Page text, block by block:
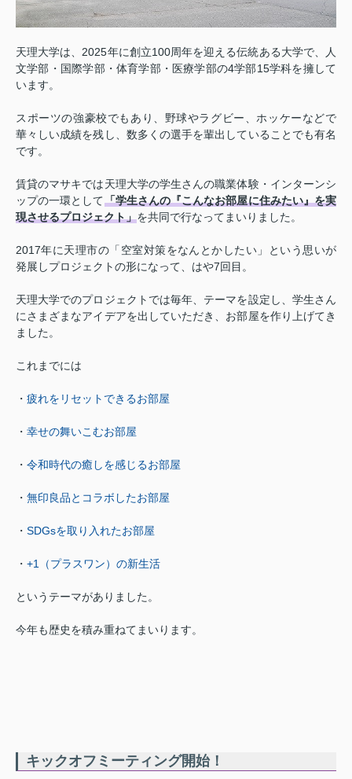
天理大学は、2025年に創立100周年を迎える伝統ある大学で、人
文学部・国際学部・体育学部・医療学部の4学部15学科を擁して
います。
スポーツの強豪校でもあり、野球やラグビー、ホッケーなどで
華々しい成績を残し、数多くの選手を輩出していることでも有名
です。
賃貸のマサキでは天理大学の学生さんの職業体験・インターンシ
ップの一環として「学生さんの『こんなお部屋に住みたい』を実
現させるプロジェクト」を共同で行なってまいりました。
2017年に天理市の「空室対策をなんとかしたい」という思いが
発展しプロジェクトの形になって、はや7回目。
天理大学でのプロジェクトでは毎年、テーマを設定し、学生さん
にさまざまなアイデアを出していただき、お部屋を作り上げてき
ました。
これまでには
・ 疲れをリセットできるお部屋
・ 幸せの舞いこむお部屋
・ 令和時代の癒しを感じるお部屋
・ 無印良品とコラボしたお部屋
・ SDGsを取り入れたお部屋
・ +1（プラスワン）の新生活
というテーマがありました。
今年も歴史を積み重ねてまいります。
キックオフミーティング開始！